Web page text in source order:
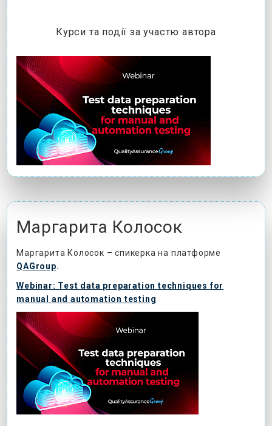
Маргарита Колосок
Маргарита Колосок – спикерка на платформе
QAGroup.
Webinar: Test data preparation techniques for
manual and automation testing
Курси та події за участю автора